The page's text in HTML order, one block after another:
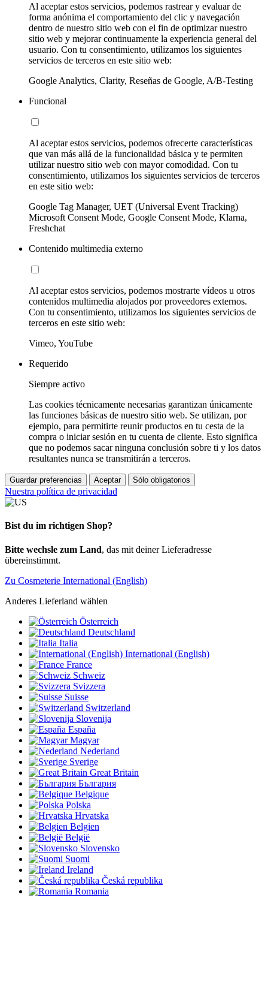
Al aceptar estos servicios, podemos rastrear y evaluar de
forma anónima el comportamiento del clic y navegación
dentro de nuestro sitio web con el fin de optimizar nuestro
sitio web y mejorar continuamente la experiencia general del
usuario. Con tu consentimiento, utilizamos los siguientes
servicios de terceros en este sitio web:
Google Analytics, Clarity, Reseñas de Google, A/B-Testing
Funcional
Al aceptar estos servicios, podemos ofrecerte características
que van más allá de la funcionalidad básica y te permiten
utilizar nuestro sitio web con mayor comodidad. Con tu
consentimiento, utilizamos los siguientes servicios de terceros
en este sitio web:
Google Tag Manager, UET (Universal Event Tracking)
Microsoft Consent Mode, Google Consent Mode, Klarna,
Freshchat
Contenido multimedia externo
Al aceptar estos servicios, podemos mostrarte vídeos u otros
contenidos multimedia alojados por proveedores externos.
Con tu consentimiento, utilizamos los siguientes servicios de
terceros en este sitio web:
Vimeo, YouTube
Requerido
Siempre activo
Las cookies técnicamente necesarias garantizan únicamente
las funciones básicas de nuestro sitio web. Se utilizan, por
ejemplo, para permitirte reunir productos en tu cesta de la
compra o iniciar sesión en tu cuenta de cliente. Esto significa
que no podemos sacar ninguna conclusión sobre ti y los datos
resultantes nunca se transmitirán a terceros.
Guardar preferencias Aceptar Sólo obligatorios
Nuestra política de privacidad
Bist du im richtigen Shop?
Bitte wechsle zum Land, das mit deiner Lieferadresse
übereinstimmt.
Zu Cosmeterie International (English)
Anderes Lieferland wählen
Österreich
Deutschland
Italia
International (English)
France
Schweiz
Svizzera
Suisse
Switzerland
Slovenija
España
Magyar
Nederland
Sverige
Great Britain
България
Belgique
Polska
Hrvatska
Belgien
België
Slovensko
Suomi
Ireland
Česká republika
Romania